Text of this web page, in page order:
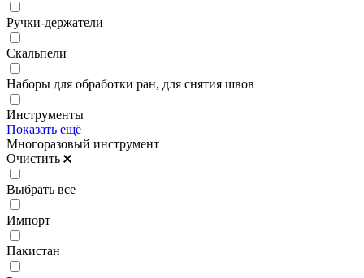
Ручки-держатели
Скальпели
Наборы для обработки ран, для снятия швов
Инструменты
Показать ещё
Многоразовый инструмент
Очистить
Выбрать все
Импорт
Пакистан